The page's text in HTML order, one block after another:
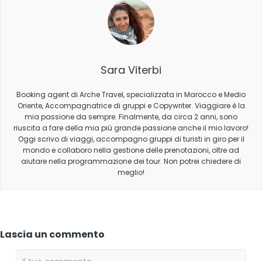
Sara Viterbi
Booking agent di Arche Travel, specializzata in Marocco e Medio
Oriente, Accompagnatrice di gruppi e Copywriter. Viaggiare è la
mia passione da sempre. Finalmente, da circa 2 anni, sono
riuscita a fare della mia più grande passione anche il mio lavoro!
Oggi scrivo di viaggi, accompagno gruppi di turisti in giro per il
mondo e collaboro nella gestione delle prenotazioni, oltre ad
aiutare nella programmazione dei tour. Non potrei chiedere di
meglio!
Lascia un commento